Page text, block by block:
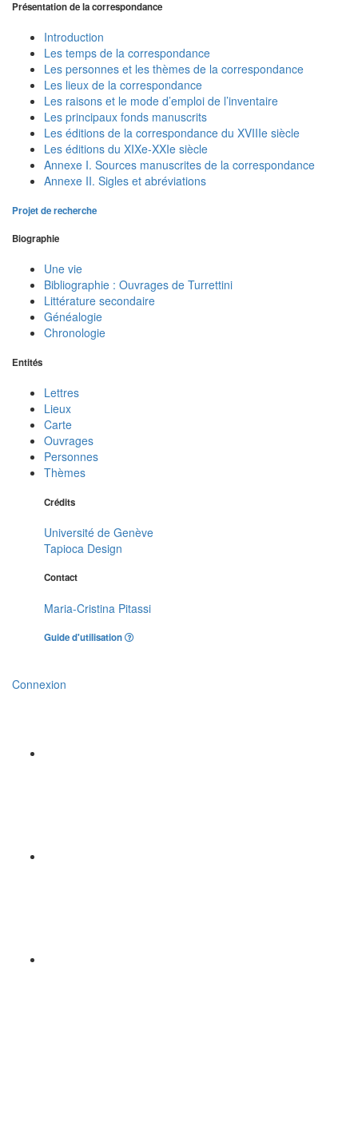
Présentation de la correspondance
Introduction
Les temps de la correspondance
Les personnes et les thèmes de la correspondance
Les lieux de la correspondance
Les raisons et le mode d’emploi de l’inventaire
Les principaux fonds manuscrits
Les éditions de la correspondance du XVIIIe siècle
Les éditions du XIXe-XXIe siècle
Annexe I. Sources manuscrites de la correspondance
Annexe II. Sigles et abréviations
Projet de recherche
Biographie
Une vie
Bibliographie : Ouvrages de Turrettini
Littérature secondaire
Généalogie
Chronologie
Entités
Lettres
Lieux
Carte
Ouvrages
Personnes
Thèmes
Crédits
Université de Genève
Tapioca Design
Contact
Maria-Cristina Pitassi
Guide d'utilisation
Connexion